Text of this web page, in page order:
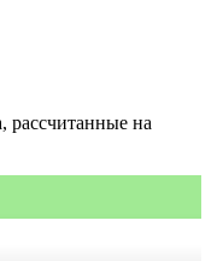
рассчитанные на